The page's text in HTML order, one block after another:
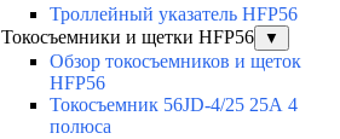
Троллейный указатель HFP56
Токосъемники и щетки HFP56
▼
Обзор токосъемников и щеток
HFP56
Токосъемник 56JD-4/25 25А 4
полюса